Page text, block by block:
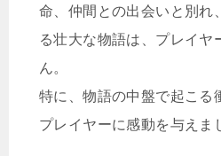
命、仲間との出会いと別れ
る壮大な物語は、プレイヤ
ん。
特に、物語の中盤で起こる
プレイヤーに感動を与えま